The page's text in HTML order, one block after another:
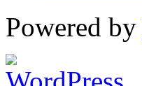
Powered by